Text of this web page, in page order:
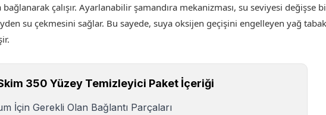
bağlanarak çalışır. Ayarlanabilir şamandıra mekanizması, su seviyesi değişse
su çekmesini sağlar. Bu sayede, suya oksijen geçişini engelleyen yağ
350 Yüzey Temizleyici Paket İçeriği
İçin Gerekli Olan Bağlantı Parçaları